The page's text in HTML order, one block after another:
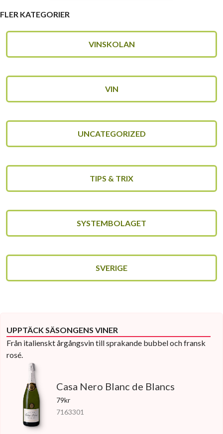
FLER KATEGORIER
VINSKOLAN
VIN
UNCATEGORIZED
TIPS & TRIX
SYSTEMBOLAGET
SVERIGE
UPPTÄCK SÄSONGENS VINER
Från italienskt årgångsvin till sprakande bubbel och fransk
rosé.
Casa Nero Blanc de Blancs
79kr
7163301